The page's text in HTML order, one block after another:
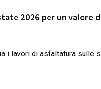
2026 per un valore
i lavori di asfaltatura